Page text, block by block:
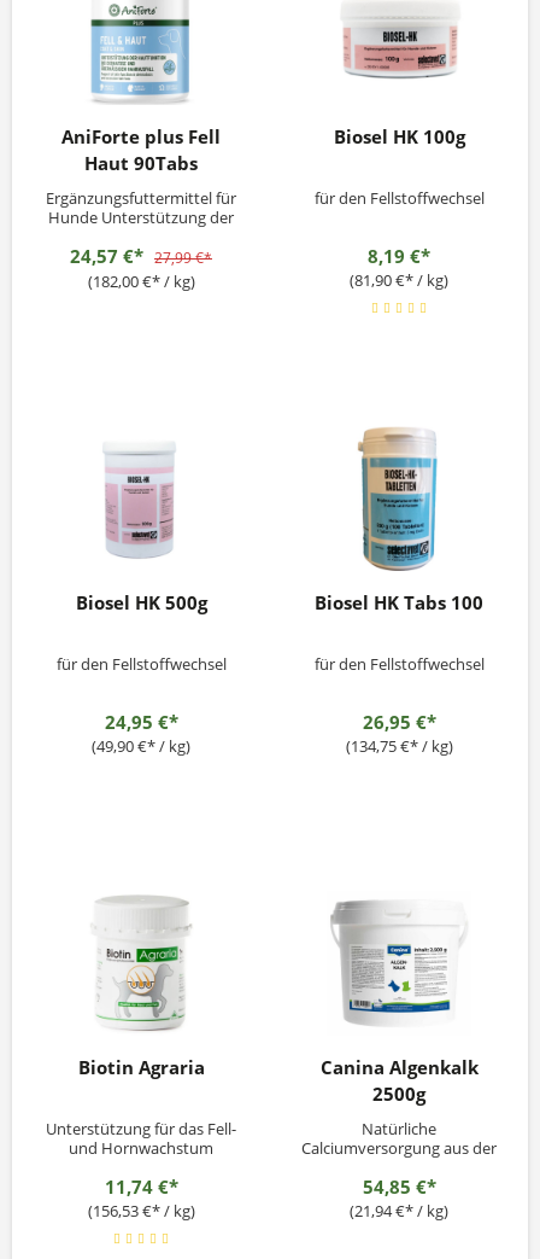
AniForte plus Fell
Haut 90Tabs
Ergänzungsfuttermittel für
Hunde Unterstützung der
und übermäßigem
Haarausfall
Fütterungsempfehlung:Hun
24,57 €* 27,99 €*
(182,00 €* / kg)
Biosel HK 100g
für den Fellstoffwechsel
8,19 €*
(81,90 €* / kg)
Biosel HK 500g
für den Fellstoffwechsel
24,95 €*
(49,90 €* / kg)
Biosel HK Tabs 100
für den Fellstoffwechsel
26,95 €*
(134,75 €* / kg)
Biotin Agraria
Unterstützung für das Fell-
und Hornwachstum
11,74 €*
(156,53 €* / kg)
Canina Algenkalk
2500g
Natürliche
Calciumversorgung aus der
54,85 €*
(21,94 €* / kg)